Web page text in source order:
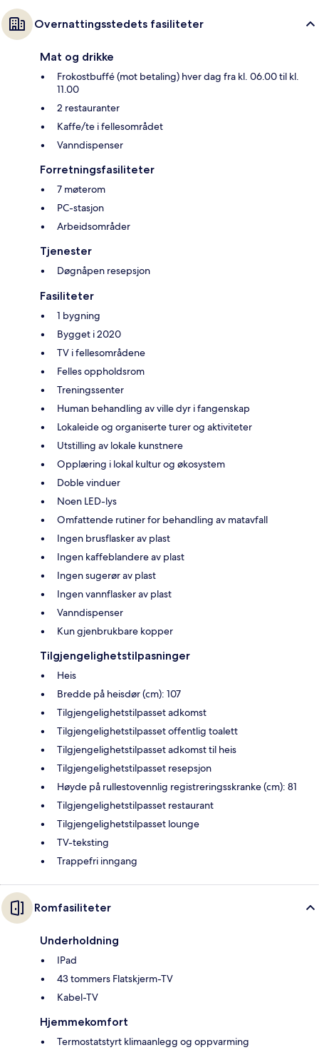
Overnattingsstedets fasiliteter
Mat og drikke
Frokostbuffé (mot betaling) hver dag fra kl. 06.00 til kl.
11.00
2 restauranter
Kaffe/te i fellesområdet
Vanndispenser
Forretningsfasiliteter
7 møterom
PC-stasjon
Arbeidsområder
Tjenester
Døgnåpen resepsjon
Fasiliteter
1 bygning
Bygget i 2020
TV i fellesområdene
Felles oppholdsrom
Treningssenter
Human behandling av ville dyr i fangenskap
Lokaleide og organiserte turer og aktiviteter
Utstilling av lokale kunstnere
Opplæring i lokal kultur og økosystem
Doble vinduer
Noen LED-lys
Omfattende rutiner for behandling av matavfall
Ingen brusflasker av plast
Ingen kaffeblandere av plast
Ingen sugerør av plast
Ingen vannflasker av plast
Vanndispenser
Kun gjenbrukbare kopper
Tilgjengelighetstilpasninger
Heis
Bredde på heisdør (cm): 107
Tilgjengelighetstilpasset adkomst
Tilgjengelighetstilpasset offentlig toalett
Tilgjengelighetstilpasset adkomst til heis
Tilgjengelighetstilpasset resepsjon
Høyde på rullestovennlig registreringsskranke (cm): 81
Tilgjengelighetstilpasset restaurant
Tilgjengelighetstilpasset lounge
TV-teksting
Trappefri inngang
Romfasiliteter
Underholdning
IPad
43 tommers Flatskjerm-TV
Kabel-TV
Hjemmekomfort
Termostatstyrt klimaanlegg og oppvarming